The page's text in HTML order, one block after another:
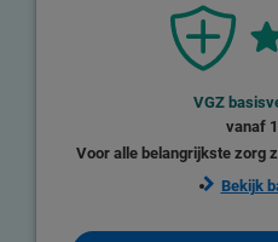
VGZ
vanaf
Voor alle belangrijkste zorg
Bekijk